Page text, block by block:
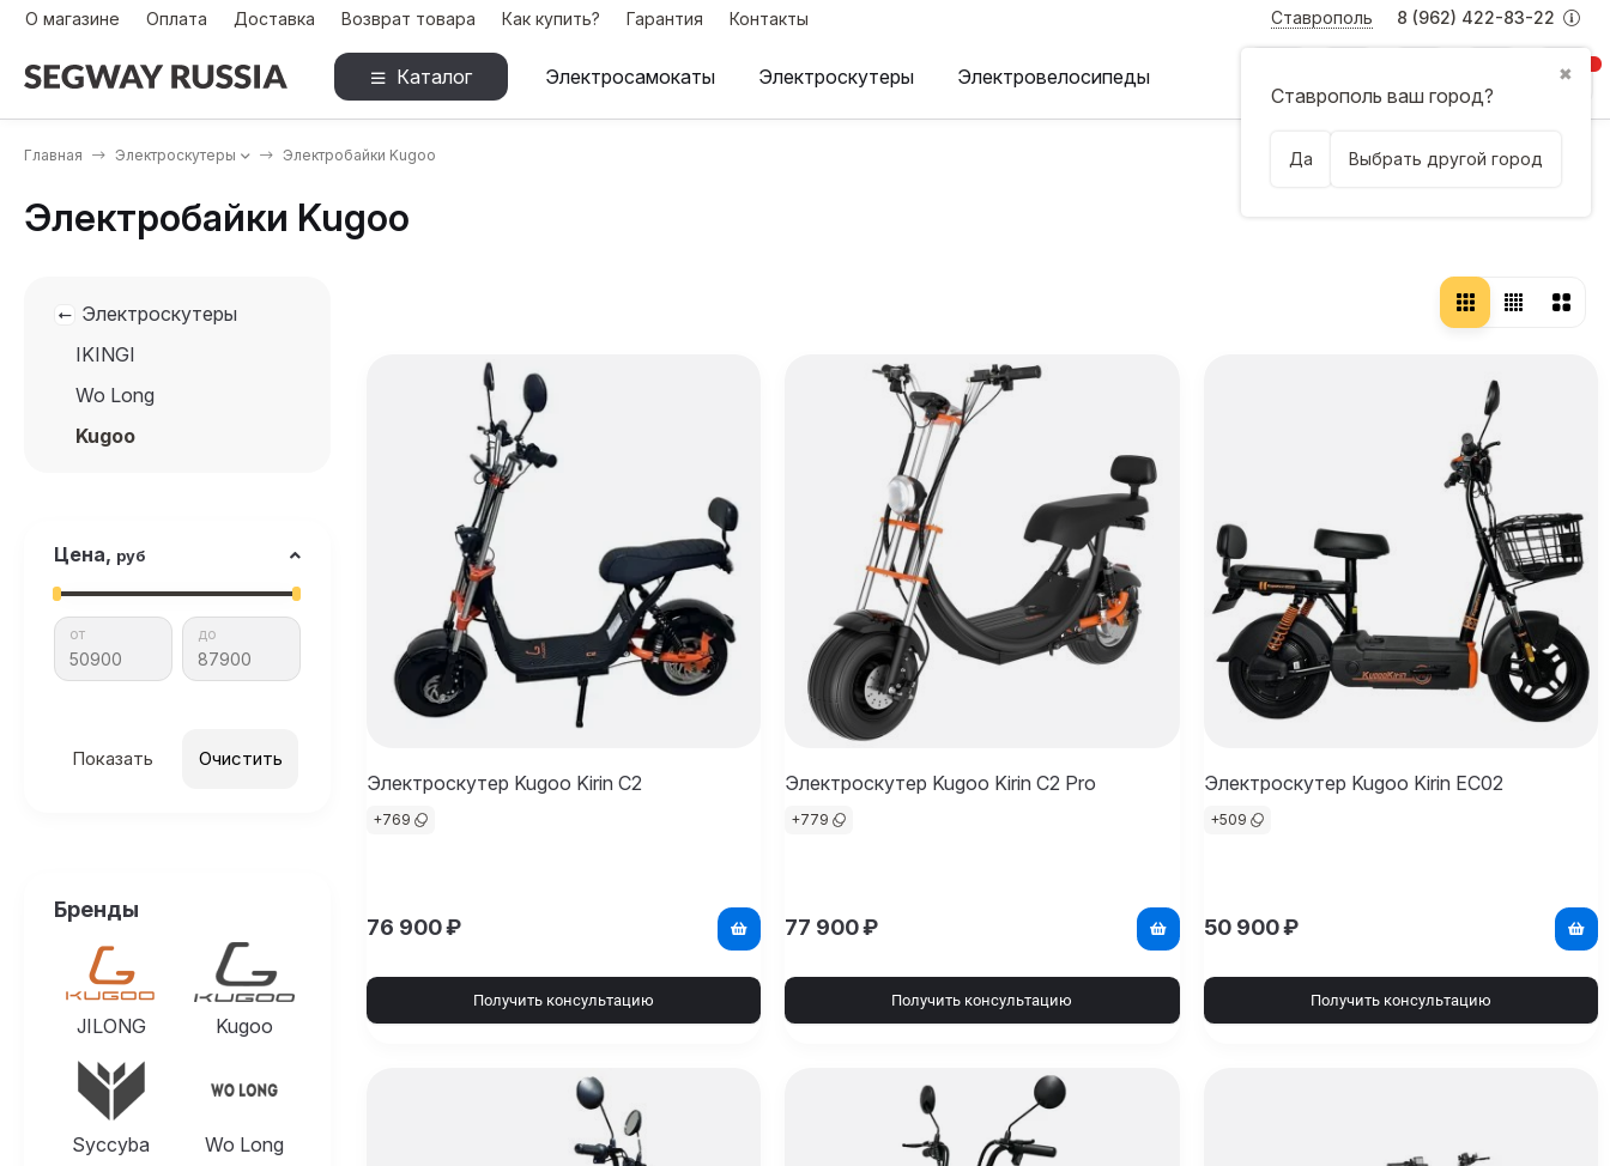
О магазине Оплата Доставка Возврат товара Как купить? Гарантия Контакты Ставрополь
✖
Ставрополь ваш город?
Да Выбрать другой город
8 (962) 422-83-22
Каталог Электросамокаты Электроскутеры Электровелосипеды
Главная Электроскутеры Электробайки Kugoo
Электробайки Kugoo
Электроскутер Kugoo Kirin C2
+769
76 900₽
Получить консультацию
Электроскутер Kugoo Kirin C2 Pro
+779
77 900₽
Получить консультацию
Электроскутер Kugoo Kirin EC02
+509
50 900₽
Получить консультацию
Электроскутеры
IKINGI
Wo Long
Kugoo
Цена, руб
от до
Показать Очистить
Бренды
JILONG Kugoo
Syccyba Wo Long